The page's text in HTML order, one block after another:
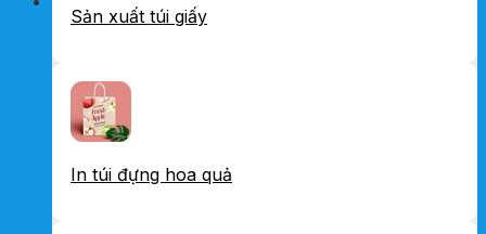
Sản xuất túi giấy
In túi đựng hoa quả